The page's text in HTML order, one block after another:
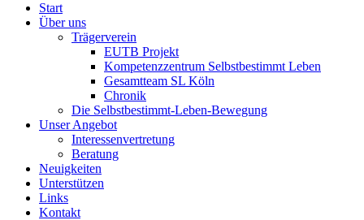
Start
Über uns
Trägerverein
EUTB Projekt
Kompetenzzentrum Selbstbestimmt Leben
Gesamtteam SL Köln
Chronik
Die Selbstbestimmt-Leben-Bewegung
Unser Angebot
Interessenvertretung
Beratung
Neuigkeiten
Unterstützen
Links
Kontakt